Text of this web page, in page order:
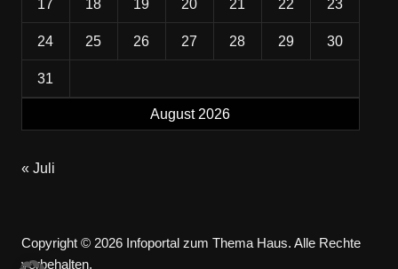
August 2026
17 18 19 20 21 22 23
24 25 26 27 28 29 30
31
« Juli
Copyright © 2026 Infoportal zum Thema Haus. Alle Rechte
vorbehalten.